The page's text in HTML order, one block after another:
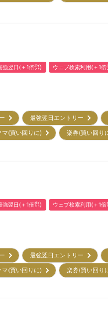
強翌日(＋1倍㌽) ウェブ検索利用(＋1倍
ー 最強翌日エントリー
マ(買い回りに) 楽券(買い回
強翌日(＋1倍㌽) ウェブ検索利用(＋1倍
ー 最強翌日エントリー
マ(買い回りに) 楽券(買い回